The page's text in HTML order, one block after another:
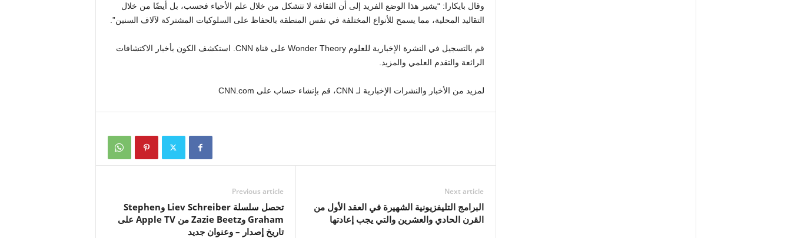
وقال بايكارا: “يشير هذا الوضع الفريد إلى أن الثقافة لا تتشكل من خلال علم الأحياء فحسب، بل أيضًا من خلال
التقاليد المحلية، مما يسمح للأنواع المختلفة في نفس المنطقة بالحفاظ على السلوكيات المشتركة لآلاف السنين”.
قم بالتسجيل في النشرة الإخبارية للعلوم Wonder Theory على قناة CNN. استكشف الكون بأخبار الاكتشافات
الرائعة والتقدم العلمي والمزيد.
لمزيد من الأخبار والنشرات الإخبارية لـ CNN، قم بإنشاء حساب على CNN.com
Previous article
تحصل سلسلة Liev Schreiber وStephen
Graham وZazie Beetz من Apple TV على
تاريخ إصدار – وعنوان جديد
Next article
البرامج التليفزيونية الشهيرة في العقد الأول من
القرن الحادي والعشرين والتي يجب إعادتها